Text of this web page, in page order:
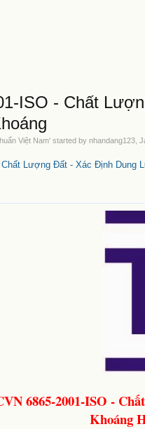
ISO - Chất
Việt Nam' started bynhandang123 ,
Chất Lượng Đất - Xác Định Dung
6865-2001-ISO -
Khoáng